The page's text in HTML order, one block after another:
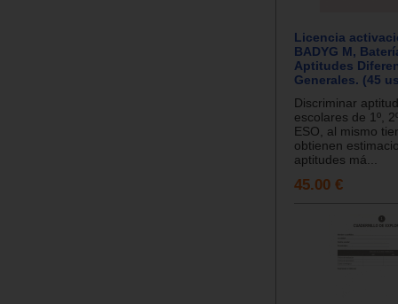
Licencia
BADYG M,
Aptitudes
Generales. (45
Discriminar
escolares de 1º,
ESO, al mismo
obtienen
aptitudes má...
45.00 €